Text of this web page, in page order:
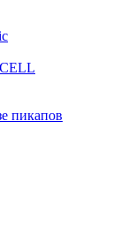
пикапов